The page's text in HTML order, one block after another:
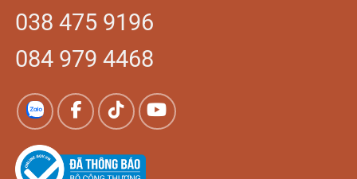
038 475 9196
084 979 4468